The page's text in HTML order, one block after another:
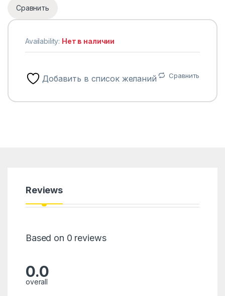
Сравнить
Availability: Нет в наличии
Добавить в список желаний Сравнить
Reviews
Based on 0 reviews
0.0
overall